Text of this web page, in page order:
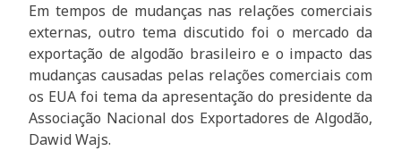
Em tempos de mudanças nas relações comerciais
externas, outro tema discutido foi o mercado da
exportação de algodão brasileiro e o impacto das
mudanças causadas pelas relações comerciais com
os EUA foi tema da apresentação do presidente da
Associação Nacional dos Exportadores de Algodão,
Dawid Wajs.